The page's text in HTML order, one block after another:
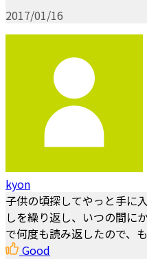
2017/01/16
kyon
子供の頃探してやっと手に
しを繰り返し、いつの間に
で何度も読み返したので、
Good